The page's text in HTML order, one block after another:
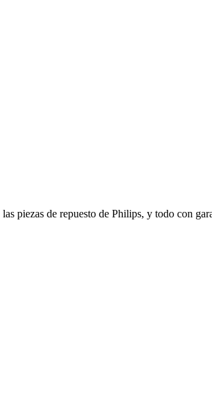
piezas de repuesto de Philips, y todo con